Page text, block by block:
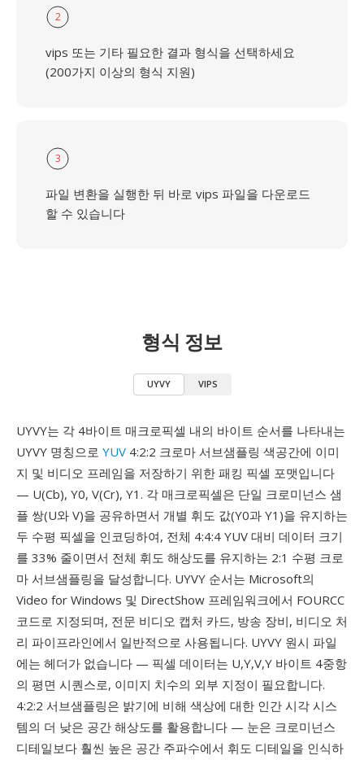
2
vips 또는 기타 필요한 결과 형식을 선택하세요
(200가지 이상의 형식 지원)
3
파일 변환을 실행한 뒤 바로 vips 파일을 다운로드
할 수 있습니다
형식 정보
UYVY VIPS
UYVY는 각 4바이트 매크로픽셀 내의 바이트 순서를 나타내는
UYVY 명칭으로 YUV 4:2:2 크로마 서브샘플링 색공간에 이미
지 및 비디오 프레임을 저장하기 위한 패킹 픽셀 포맷입니다
— U(Cb), Y0, V(Cr), Y1. 각 매크로픽셀은 단일 크로미넌스 샘
플 쌍(U와 V)을 공유하면서 개별 휘도 값(Y0과 Y1)을 유지하는
두 수평 픽셀을 인코딩하여, 전체 4:4:4 YUV 대비 데이터 크기
를 33% 줄이면서 전체 휘도 해상도를 유지하는 2:1 수평 크로
마 서브샘플링을 달성합니다. UYVY 순서는 Microsoft의
Video for Windows 및 DirectShow 프레임워크에서 FOURCC
코드로 지정되며, 전문 비디오 캡처 카드, 방송 장비, 비디오 처
리 파이프라인에서 일반적으로 사용됩니다. UYVY 원시 파일
에는 헤더가 없습니다 — 픽셀 데이터는 U,Y,V,Y 바이트 4중항
의 평면 시퀀스로, 이미지 치수의 외부 지정이 필요합니다.
4:2:2 서브샘플링은 밝기에 비해 색상에 대한 인간 시각 시스
템의 더 낮은 공간 해상도를 활용합니다 — 눈은 크로미넌스
디테일보다 훨씬 높은 공간 주파수에서 휘도 디테일을 인식하